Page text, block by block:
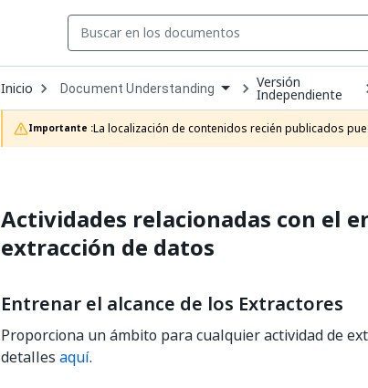
Inicio Open
Dropdown
to
choose
product
Document Understanding Versión
Independiente
Importante :La localización de contenidos recién publicados
Actividades relacionadas con el
extracción de datos
Entrenar el alcance de los Extractores
Proporciona un ámbito para cualquier actividad de
detalles aquí.